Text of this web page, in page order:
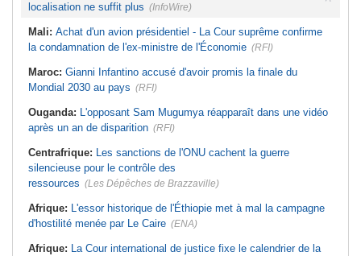
localisation ne suffit plus (InfoWire)
Mali: Achat d'un avion présidentiel - La Cour suprême confirme
la condamnation de l'ex-ministre de l'Économie (RFI)
Maroc: Gianni Infantino accusé d'avoir promis la finale du
Mondial 2030 au pays (RFI)
Ouganda: L'opposant Sam Mugumya réapparaît dans une vidéo
après un an de disparition (RFI)
Centrafrique: Les sanctions de l'ONU cachent la guerre
silencieuse pour le contrôle des
ressources (Les Dépêches de Brazzaville)
Afrique: L'essor historique de l'Éthiopie met à mal la campagne
d'hostilité menée par Le Caire (ENA)
Afrique: La Cour international de justice fixe le calendrier de la